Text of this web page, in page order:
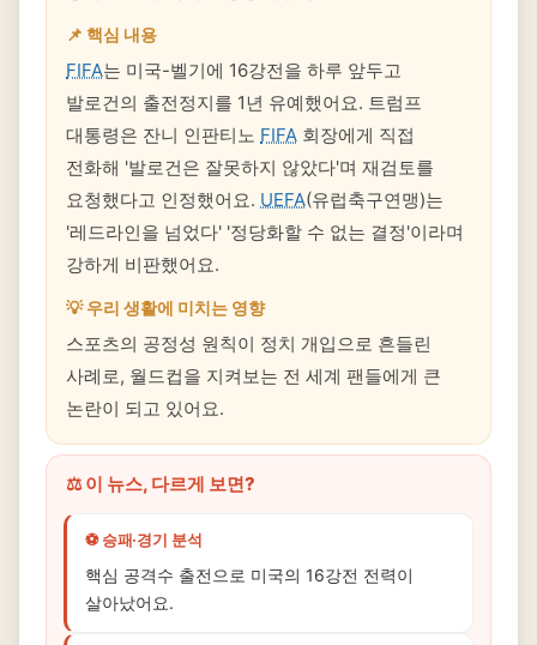
📌 핵심 내용
FIFA는 미국-벨기에 16강전을 하루 앞두고
발로건의 출전정지를 1년 유예했어요. 트럼프
대통령은 잔니 인판티노 FIFA 회장에게 직접
전화해 '발로건은 잘못하지 않았다'며 재검토를
요청했다고 인정했어요. UEFA(유럽축구연맹)는
'레드라인을 넘었다' '정당화할 수 없는 결정'이라며
강하게 비판했어요.
💡 우리 생활에 미치는 영향
스포츠의 공정성 원칙이 정치 개입으로 흔들린
사례로, 월드컵을 지켜보는 전 세계 팬들에게 큰
논란이 되고 있어요.
⚖️ 이 뉴스, 다르게 보면?
⚽ 승패·경기 분석
핵심 공격수 출전으로 미국의 16강전 전력이
살아났어요.